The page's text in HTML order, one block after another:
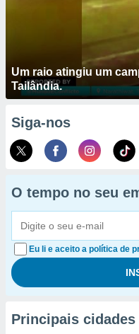
Um raio atingiu um
Tailândia.
Siga-nos
O tempo no seu
Eu li e aceito a política de
Principais cidades